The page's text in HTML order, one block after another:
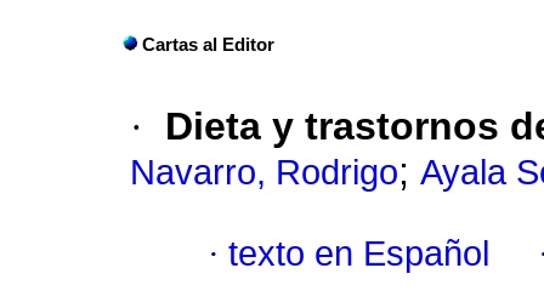
Cartas al Editor
· Dieta y trastornos
Navarro, Rodrigo; Ayala
· texto en Español